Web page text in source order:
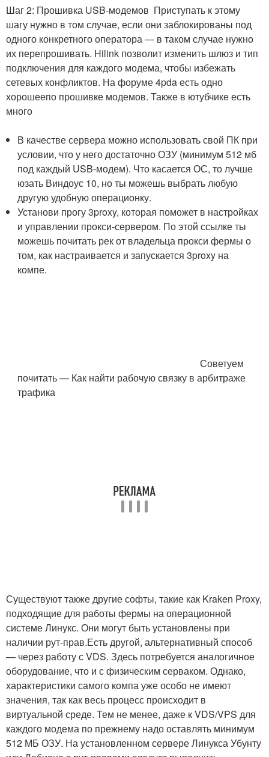
Шаг 2: Прошивка USB-модемов Приступать к этому
шагу нужно в том случае, если они заблокированы под
одного конкретного оператора — в таком случае нужно
их перепрошивать. Hilink позволит изменить шлюз и тип
подключения для каждого модема, чтобы избежать
сетевых конфликтов. На форуме 4pda есть одно
хорошеепо прошивке модемов. Также в ютубчике есть
много
В качестве сервера можно использовать свой ПК при
условии, что у него достаточно ОЗУ (минимум 512 мб
под каждый USB-модем). Что касается ОС, то лучше
юзать Виндоус 10, но ты можешь выбрать любую
другую удобную операционку.
Установи прогу 3proxy, которая поможет в настройках
и управлении прокси-сервером. По этой ссылке ты
можешь почитать рек от владельца прокси фермы о
том, как настраивается и запускается 3proxy на
компе.
Советуем
почитать — Как найти рабочую связку в арбитраже
трафика
Существуют также другие софты, такие как Kraken Proxy,
подходящие для работы фермы на операционной
системе Линукс. Они могут быть установлены при
наличии рут-прав.Есть другой, альтернативный способ
— через работу с VDS. Здесь потребуется аналогичное
оборудование, что и с физическим серваком. Однако,
характеристики самого компа уже особо не имеют
значения, так как весь процесс происходит в
виртуальной среде. Тем не менее, даже к VDS/VPS для
каждого модема по прежнему надо оставлять минимум
512 МБ ОЗУ. На установленном сервере Линукса Убунту